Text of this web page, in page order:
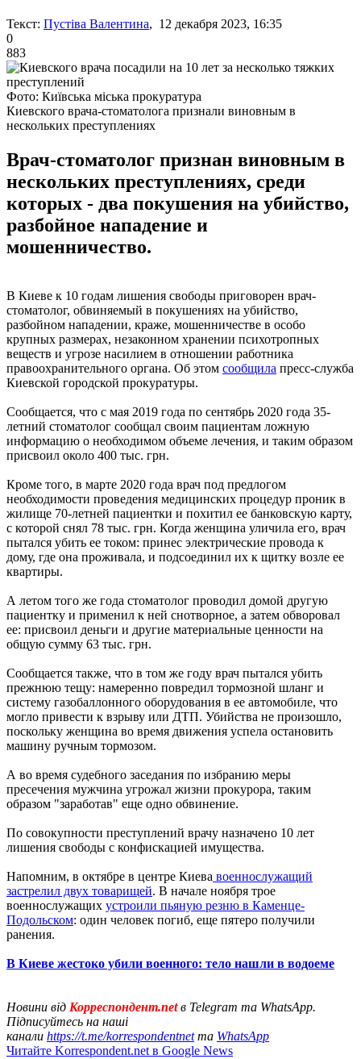
Текст: Пустіва Валентина, 12 декабря 2023, 16:35
0
883
Фото: Київська міська прокуратура
Киевского врача-стоматолога признали виновным в
нескольких преступлениях
Врач-стоматолог признан виновным в
нескольких преступлениях, среди
которых - два покушения на убийство,
разбойное нападение и
мошенничество.
В Киеве к 10 годам лишения свободы приговорен врач-
стоматолог, обвиняемый в покушениях на убийство,
разбойном нападении, краже, мошенничестве в особо
крупных размерах, незаконном хранении психотропных
веществ и угрозе насилием в отношении работника
правоохранительного органа. Об этом сообщила пресс-служба
Киевской городской прокуратуры.
Сообщается, что с мая 2019 года по сентябрь 2020 года 35-
летний стоматолог сообщал своим пациентам ложную
информацию о необходимом объеме лечения, и таким образом
присвоил около 400 тыс. грн.
Кроме того, в марте 2020 года врач под предлогом
необходимости проведения медицинских процедур проник в
жилище 70-летней пациентки и похитил ее банковскую карту,
с которой снял 78 тыс. грн. Когда женщина уличила его, врач
пытался убить ее током: принес электрические провода к
дому, где она проживала, и подсоединил их к щитку возле ее
квартиры.
А летом того же года стоматолог проводил домой другую
пациентку и применил к ней снотворное, а затем обворовал
ее: присвоил деньги и другие материальные ценности на
общую сумму 63 тыс. грн.
Сообщается также, что в том же году врач пытался убить
прежнюю тещу: намеренно повредил тормозной шланг и
систему газобаллонного оборудования в ее автомобиле, что
могло привести к взрыву или ДТП. Убийства не произошло,
поскольку женщина во время движения успела остановить
машину ручным тормозом.
А во время судебного заседания по избранию меры
пресечения мужчина угрожал жизни прокурора, таким
образом "заработав" еще одно обвинение.
По совокупности преступлений врачу назначено 10 лет
лишения свободы с конфискацией имущества.
Напомним, в октябре в центре Киева военнослужащий
застрелил двух товарищей. В начале ноября трое
военнослужащих устроили пьяную резню в Каменце-
Подольском: один человек погиб, еще пятеро получили
ранения.
В Киеве жестоко убили военного: тело нашли в водоеме
Новини від Корреспондент.netв Telegram та WhatsApp.
Підписуйтесь на наші
канали https://t.me/korrespondentnetта WhatsApp
Читайте Korrespondent.net в Google News